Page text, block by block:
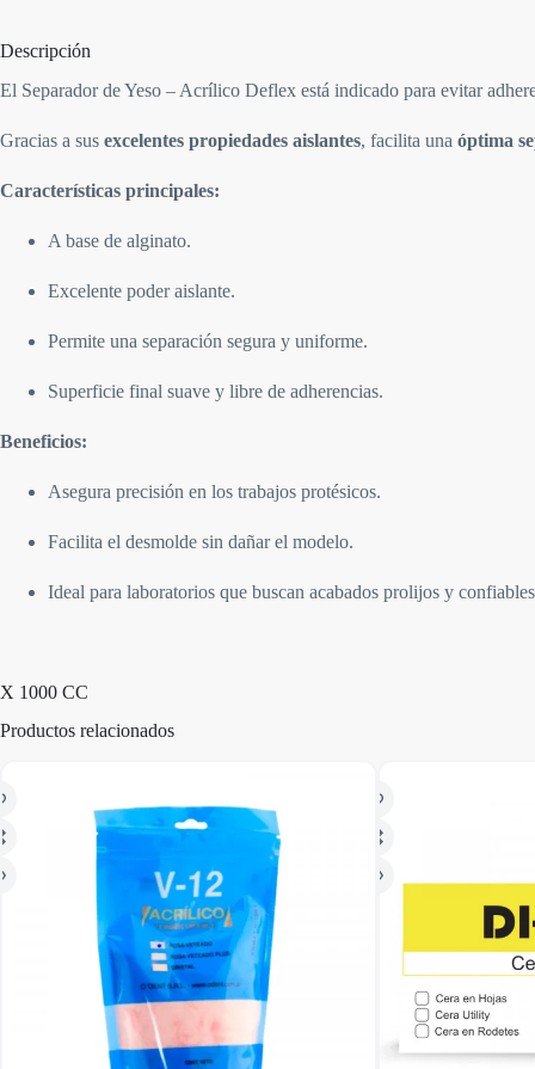
Descripción
El Separador de Yeso – Acrílico Deflex está indicado para evitar
Gracias a sus excelentes propiedades aislantes, facilita una óptima
Características principales:
A base de alginato.
Excelente poder aislante.
Permite una separación segura y uniforme.
Superficie final suave y libre de adherencias.
Beneficios:
Asegura precisión en los trabajos protésicos.
Facilita el desmolde sin dañar el modelo.
Ideal para laboratorios que buscan acabados prolijos y
X 1000 CC
Productos relacionados